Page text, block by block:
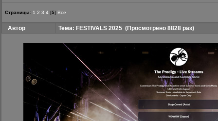
Страницы: 1 2 3 4 [5] Все
Автор Тема: FESTIVALS 2025 (Просмотрено 8828 раз)